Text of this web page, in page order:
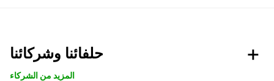
حلفائنا وشركائنا
المزيد من الشركاء